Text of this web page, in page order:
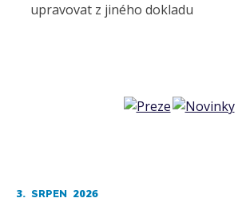
upravovat z jiného dokladu
3. SRPEN 2026